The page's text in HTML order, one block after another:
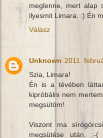
meglenne, mert alap
ilyesmit Limara. :) Én
Válasz
Unknown 2011.
Szia, Limara!
Én is a tévében
kipróbálni nem
megsütöm!
Viszont ma
megsütése után. :-